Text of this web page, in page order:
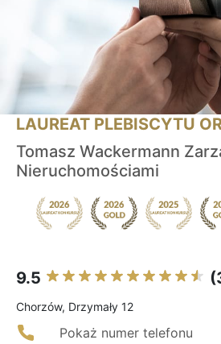
LAUREAT PLEBISCYTU
Tomasz Wackermann
Nieruchomościami
9.5
Chorzów, Drzymały 12
Pokaż numer telefonu